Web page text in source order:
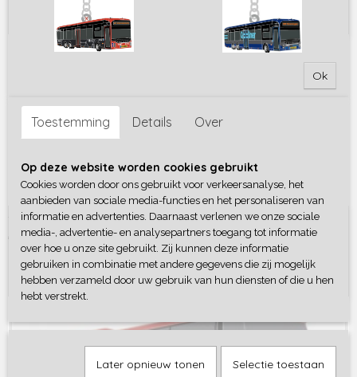
Ook interessant
Transdev Iveco Crossway Academy 2723
€ 14,25
Ok
Toestemming Details Over
Op deze website worden cookies gebruikt
Cookies worden door ons gebruikt voor verkeersanalyse, het
aanbieden van sociale media-functies en het personaliseren van
informatie en advertenties. Daarnaast verlenen we onze sociale
media-, advertentie- en analysepartners toegang tot informatie
over hoe u onze site gebruikt. Zij kunnen deze informatie
gebruiken in combinatie met andere gegevens die zij mogelijk
hebben verzameld door uw gebruik van hun diensten of die u hen
hebt verstrekt.
Later opnieuw tonen Selectie toestaan